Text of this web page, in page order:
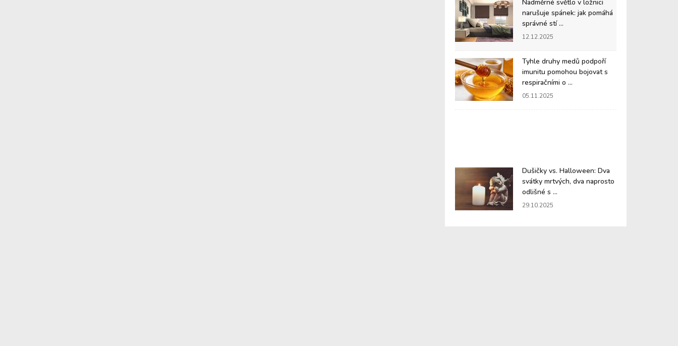
Nadměrné světlo v ložnici
narušuje spánek: jak pomáhá
správné stí ...
12.12.2025
Tyhle druhy medů podpoří
imunitu pomohou bojovat s
respiračními o ...
05.11.2025
Dušičky vs. Halloween: Dva
svátky mrtvých, dva naprosto
odlišné s ...
29.10.2025